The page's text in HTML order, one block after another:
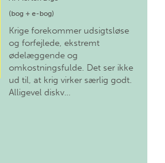
(bog + e-bog)
Krige forekommer udsigtsløse
og forfejlede, ekstremt
ødelæggende og
omkostningsfulde. Det ser ikke
ud til, at krig virker særlig godt.
Alligevel diskv…